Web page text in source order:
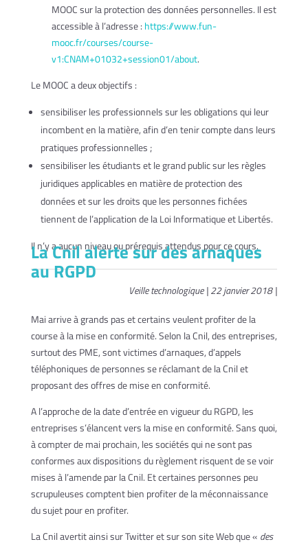
MOOC sur la protection des données personnelles. Il est
accessible à l’adresse : https://www.fun-
mooc.fr/courses/course-
v1:CNAM+01032+session01/about.
Le MOOC a deux objectifs :
sensibiliser les professionnels sur les obligations qui leur
incombent en la matière, afin d’en tenir compte dans leurs
pratiques professionnelles ;
sensibiliser les étudiants et le grand public sur les règles
juridiques applicables en matière de protection des
données et sur les droits que les personnes fichées
tiennent de l’application de la Loi Informatique et Libertés.
Il n’y a aucun niveau ou prérequis attendus pour ce cours.
La Cnil alerte sur des arnaques
au RGPD
Veille technologique | 22 janvier 2018 |
Mai arrive à grands pas et certains veulent profiter de la
course à la mise en conformité. Selon la Cnil, des entreprises,
surtout des PME, sont victimes d’arnaques, d’appels
téléphoniques de personnes se réclamant de la Cnil et
proposant des offres de mise en conformité.
A l’approche de la date d’entrée en vigueur du RGPD, les
entreprises s’élancent vers la mise en conformité. Sans quoi,
à compter de mai prochain, les sociétés qui ne sont pas
conformes aux dispositions du règlement risquent de se voir
mises à l’amende par la Cnil. Et certaines personnes peu
scrupuleuses comptent bien profiter de la méconnaissance
du sujet pour en profiter.
La Cnil avertit ainsi sur Twitter et sur son site Web que « des